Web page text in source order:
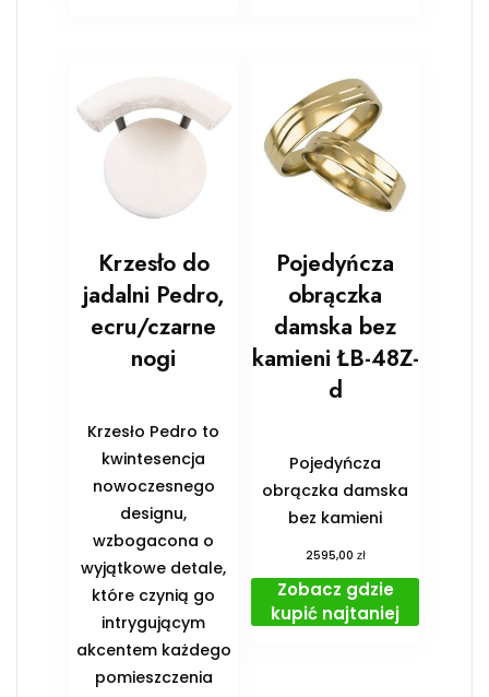
Krzesło do
jadalni Pedro,
ecru/czarne
nogi
Krzesło Pedro to
kwintesencja
nowoczesnego
designu,
wzbogacona o
wyjątkowe detale,
które czynią go
intrygującym
akcentem każdego
pomieszczenia
Pojedyńcza
obrączka
damska bez
kamieni ŁB-48Z-
d
Pojedyńcza
obrączka damska
bez kamieni
2595,00 zł
Zobacz gdzie
kupić najtaniej